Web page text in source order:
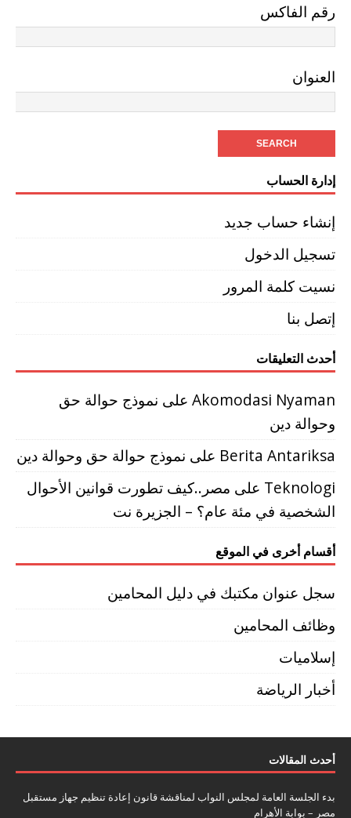
رقم الفاكس
العنوان
إدارة الحساب
إنشاء حساب جديد
تسجيل الدخول
نسيت كلمة المرور
إتصل بنا
أحدث التعليقات
Akomodasi Nyaman على نموذج حوالة حق
وحوالة دين
Berita Antariksa على نموذج حوالة حق وحوالة دين
Teknologi على مصر..كيف تطورت قوانين الأحوال
الشخصية في مئة عام؟ – الجزيرة نت
أقسام أخرى في الموقع
سجل عنوان مكتبك في دليل المحامين
وظائف المحامين
إسلاميات
أخبار الرياضة
أحدث المقالات
بدء الجلسة العامة لمجلس النواب لمناقشة قانون إعادة تنظيم جهاز مستقبل
مصر – بوابة الأهرام